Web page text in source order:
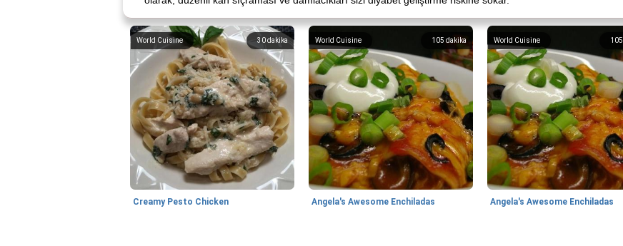
30dakika
World Cuisine
Creamy Pesto Chicken
105 dakika
World Cuisine
Angela's Awesome Enchiladas
105
World Cuisine
Angela's Awesome Enchiladas